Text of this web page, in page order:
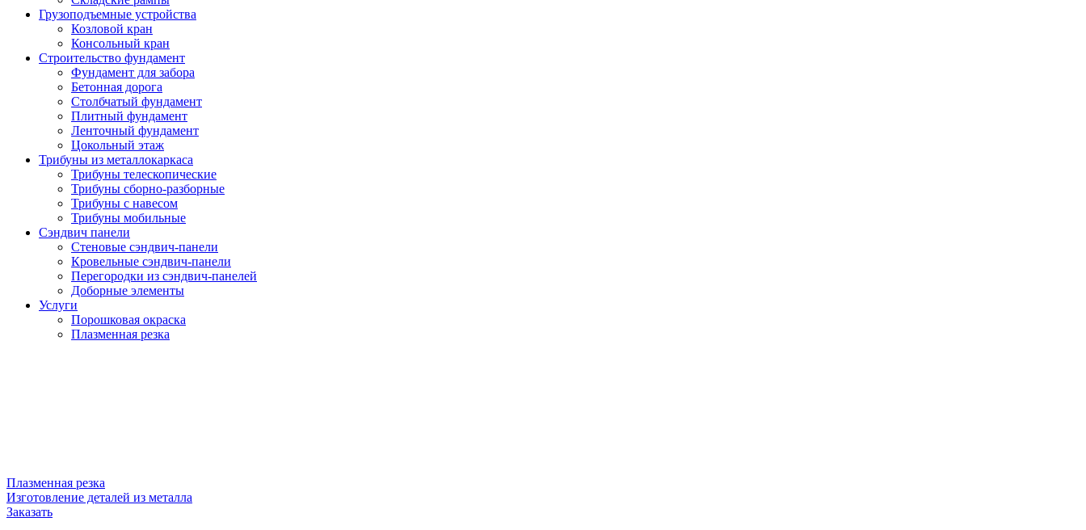
Грузоподъемные устройства
Козловой кран
Консольный кран
Строительство фундамент
Фундамент для забора
Бетонная дорога
Столбчатый фундамент
Плитный фундамент
Ленточный фундамент
Цокольный этаж
Трибуны из металлокаркаса
Трибуны телескопические
Трибуны сборно-разборные
Трибуны с навесом
Трибуны мобильные
Сэндвич панели
Стеновые сэндвич-панели
Кровельные сэндвич-панели
Перегородки из сэндвич-панелей
Доборные элементы
Услуги
Порошковая окраска
Плазменная резка
Плазменная резка
Изготовление деталей из металла
Заказать